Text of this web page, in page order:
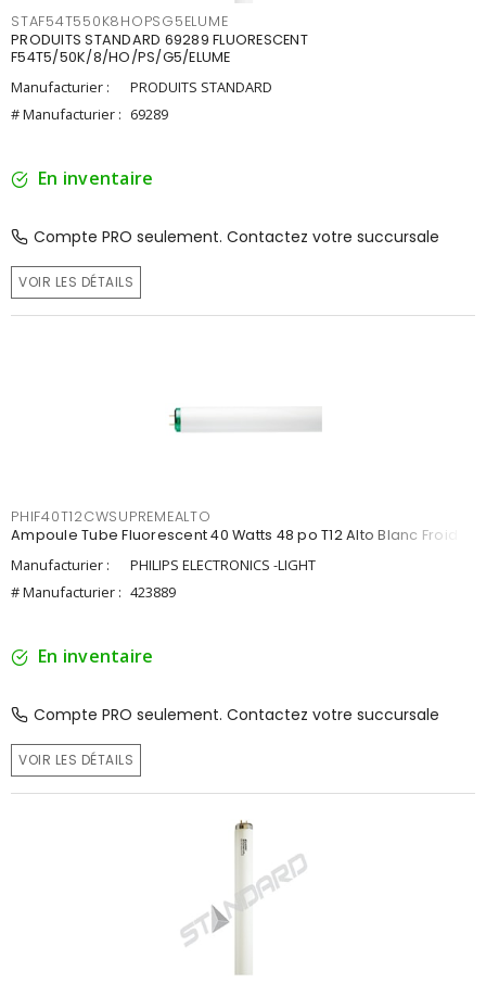
STAF54T550K8HOPSG5ELUME
PRODUITS STANDARD 69289 FLUORESCENT
F54T5/50K/8/HO/PS/G5/ELUME
Manufacturier :
PRODUITS STANDARD
# Manufacturier : 69289
En inventaire
Compte PRO seulement. Contactez votre succursale
VOIR LES DÉTAILS
PHIF40T12CWSUPREMEALTO
Ampoule Tube Fluorescent 40 Watts 48 po T12 Alto Blanc Froid
Manufacturier :
PHILIPS ELECTRONICS -LIGHT
# Manufacturier : 423889
En inventaire
Compte PRO seulement. Contactez votre succursale
VOIR LES DÉTAILS